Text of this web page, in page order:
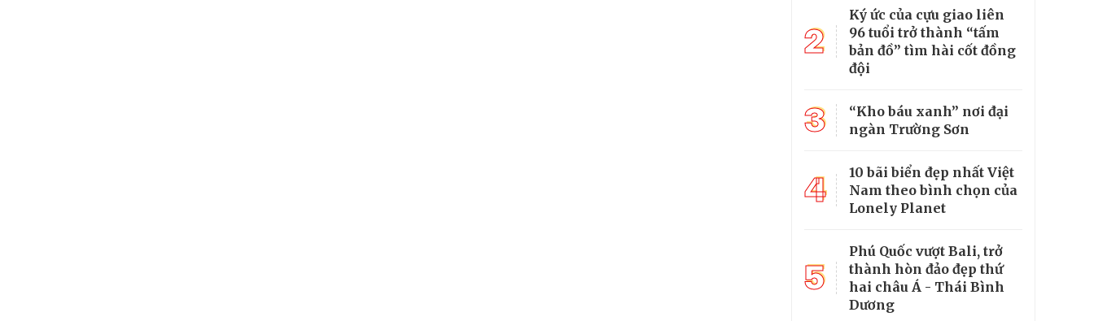
2
Ký ức của cựu giao liên
96 tuổi trở thành “tấm
bản đồ” tìm hài cốt đồng
đội
3
“Kho báu xanh” nơi đại
ngàn Trường Sơn
4
10 bãi biển đẹp nhất Việt
Nam theo bình chọn của
Lonely Planet
5
Phú Quốc vượt Bali, trở
thành hòn đảo đẹp thứ
hai châu Á - Thái Bình
Dương